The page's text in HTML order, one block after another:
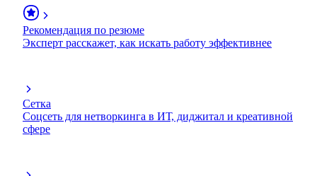
Рекомендация по резюме
Эксперт расскажет, как искать работу эффективнее
Сетка
Соцсеть для нетворкинга в ИТ, диджитал и креативной
сфере